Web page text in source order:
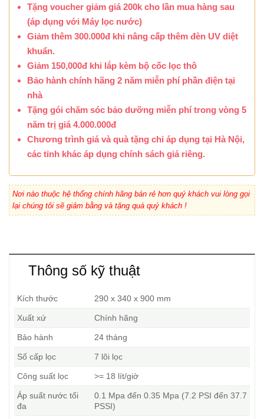
Tặng voucher giảm giá 200k cho lần mua hàng sau
(áp dụng với Máy lọc nước)
Giảm thêm 300.000đ khi nâng cấp thêm đèn UV diệt
khuẩn.
Giảm 150,000đ khi lắp kèm bộ cốc lọc thô
Bảo hành chính hãng 2 năm miễn phí phần điện tại
nhà
Tặng gói chăm sóc bảo dưỡng miễn phí trong vòng 5
năm trị giá 4.000.000đ
Chương trình giá và quà tặng chỉ áp dụng tại Hà Nội,
các tỉnh khác áp dụng chính sách giá riêng.
Nơi nào thuộc hệ thống chính hãng bán rẻ hơn quý khách vui lòng gọi
lại chúng tôi sẽ giảm bằng và tặng quà quý khách !
Thông số kỹ thuật
Kích thước 290 x 340 x 900 mm
Xuất xứ Chính hãng
Bảo hành 24 tháng
Số cấp lọc 7 lõi lọc
Công suất lọc >= 18 lít/giờ
Áp suất nước tối
đa
0.1 Mpa đến 0.35 Mpa (7.2 PSI đến 37.7
PSSI)